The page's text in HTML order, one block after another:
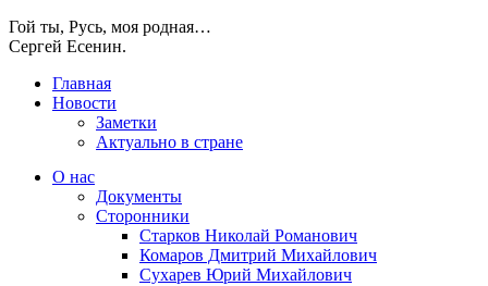
Гой ты, Русь, моя родная…
Сергей Есенин.
Главная
Новости
Заметки
Актуально в стране
О нас
Документы
Сторонники
Старков Николай Романович
Комаров Дмитрий Михайлович
Сухарев Юрий Михайлович